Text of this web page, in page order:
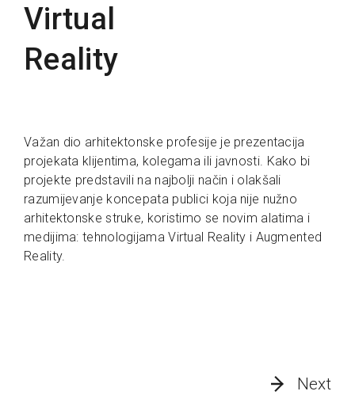
Virtual
Reality
Važan dio arhitektonske profesije je prezentacija
projekata klijentima, kolegama ili javnosti. Kako bi
projekte predstavili na najbolji način i olakšali
razumijevanje koncepata publici koja nije nužno
arhitektonske struke, koristimo se novim alatima i
medijima: tehnologijama Virtual Reality i Augmented
Reality.
Next